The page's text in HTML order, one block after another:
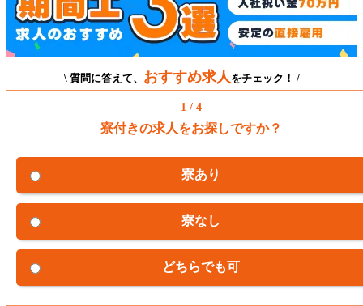
\ 質問に答えて、 おすすめ求人 をチェック！ /
1 / 4
寮付きの求人をお探しですか？
寮あり
寮なし
どちらでも可